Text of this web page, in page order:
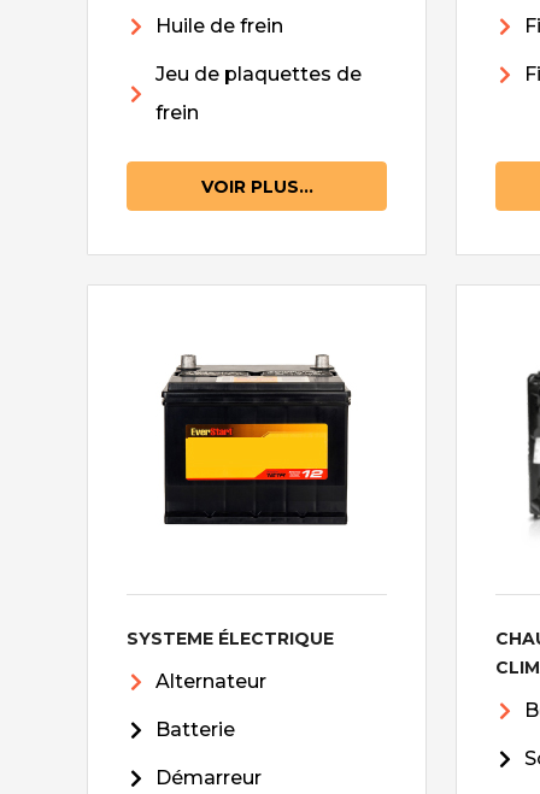
Huile de frein
Jeu de plaquettes de
frein
VOIR PLUS...
SYSTEME ÉLECTRIQUE
Alternateur
Batterie
Démarreur